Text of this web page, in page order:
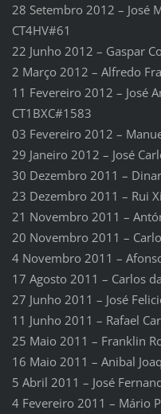
28 Setembro 2012 – José
CT4HV#61
22 Junho 2012 – Gaspar
2 Março 2012 – Alfredo
11 Fevereiro 2012 – José
CT1BXC#1583
03 Fevereiro 2012 –
29 Janeiro 2012 – José
30 Dezembro 2011 –
23 Dezembro 2011 – Rui
21 Novembro 2011 –
20 Novembro 2011 –
4 Novembro 2011 –
17 Agosto 2011 – Carlos
27 Junho 2011 – José
11 Junho 2011 – Rafael
25 Maio 2011 – Franklin
16 Maio 2011 – Anibal
5 Abril 2011 – José
4 Fevereiro 2011 – Mário